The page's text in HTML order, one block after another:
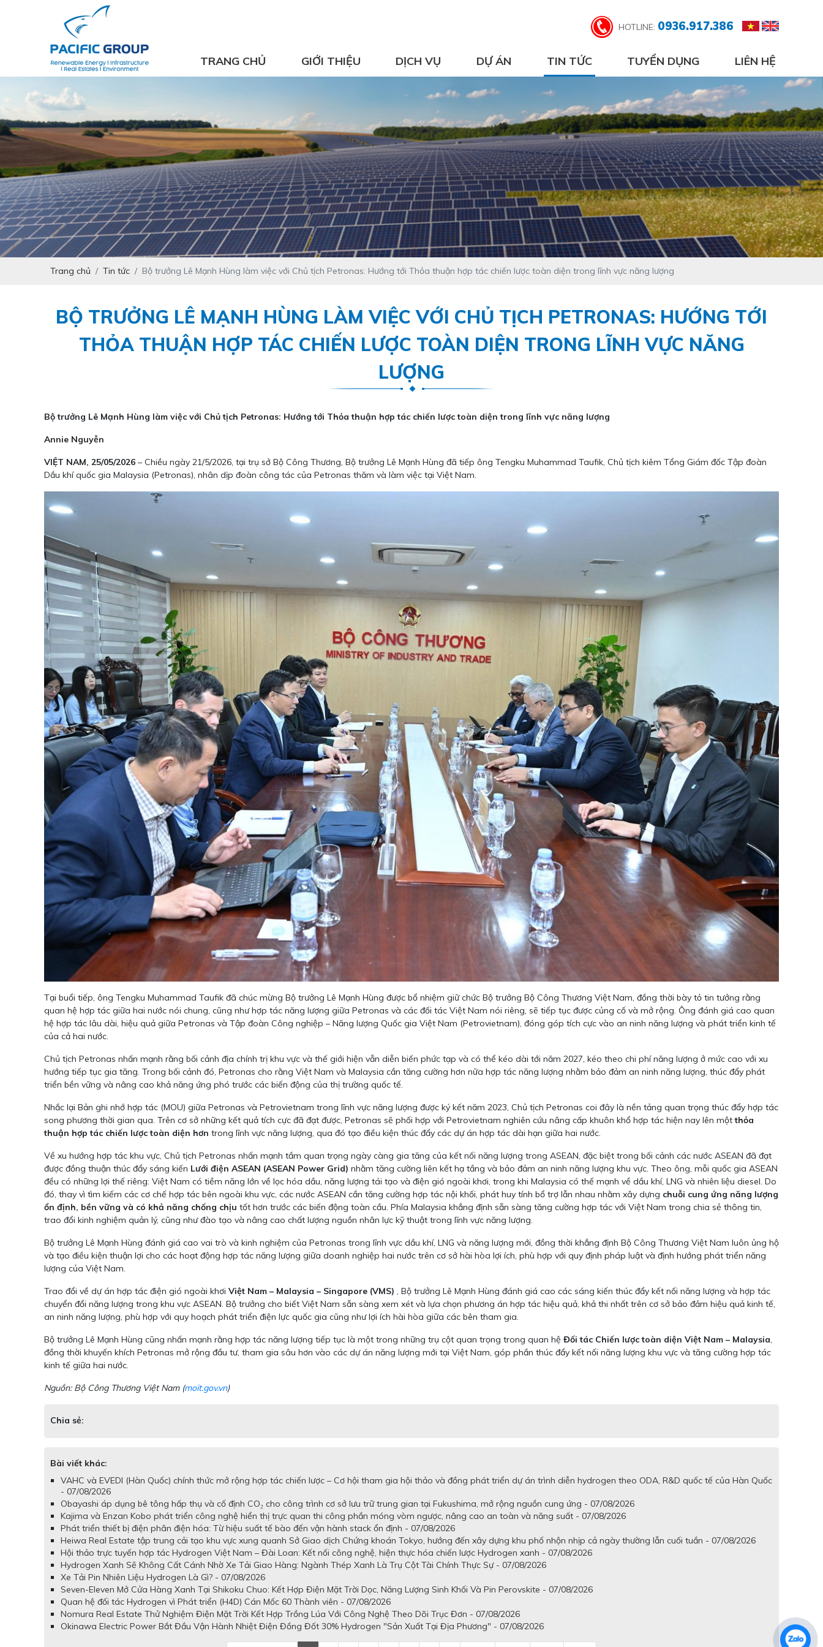
HOTLINE: 0936.917.386
TRANG CHỦ GIỚI THIỆU DỊCH VỤ DỰ ÁN TIN TỨC TUYỂN DỤNG LIÊN HỆ
Trang chủ Tin tức Bộ trưởng Lê Mạnh Hùng làm việc với Chủ tịch Petronas: Hướng tới Thỏa thuận hợp tác chiến lược toàn diện trong lĩnh vực năng lượng
BỘ TRƯỞNG LÊ MẠNH HÙNG LÀM VIỆC VỚI CHỦ TỊCH PETRONAS: HƯỚNG TỚI
THỎA THUẬN HỢP TÁC CHIẾN LƯỢC TOÀN DIỆN TRONG LĨNH VỰC NĂNG
LƯỢNG
Bộ trưởng Lê Mạnh Hùng làm việc với Chủ tịch Petronas: Hướng tới Thỏa thuận hợp tác chiến lược toàn diện trong lĩnh vực năng lượng
Annie Nguyễn
VIỆT NAM, 25/05/2026 – Chiều ngày 21/5/2026, tại trụ sở Bộ Công Thương, Bộ trưởng Lê Mạnh Hùng đã tiếp ông Tengku Muhammad Taufik, Chủ tịch kiêm Tổng Giám đốc Tập đoàn
Dầu khí quốc gia Malaysia (Petronas), nhân dịp đoàn công tác của Petronas thăm và làm việc tại Việt Nam.
Tại buổi tiếp, ông Tengku Muhammad Taufik đã chúc mừng Bộ trưởng Lê Mạnh Hùng được bổ nhiệm giữ chức Bộ trưởng Bộ Công Thương Việt Nam, đồng thời bày tỏ tin tưởng rằng
quan hệ hợp tác giữa hai nước nói chung, cũng như hợp tác năng lượng giữa Petronas và các đối tác Việt Nam nói riêng, sẽ tiếp tục được củng cố và mở rộng. Ông đánh giá cao quan
hệ hợp tác lâu dài, hiệu quả giữa Petronas và Tập đoàn Công nghiệp – Năng lượng Quốc gia Việt Nam (Petrovietnam), đóng góp tích cực vào an ninh năng lượng và phát triển kinh tế
của cả hai nước.
Chủ tịch Petronas nhấn mạnh rằng bối cảnh địa chính trị khu vực và thế giới hiện vẫn diễn biến phức tạp và có thể kéo dài tới năm 2027, kéo theo chi phí năng lượng ở mức cao với xu
hướng tiếp tục gia tăng. Trong bối cảnh đó, Petronas cho rằng Việt Nam và Malaysia cần tăng cường hơn nữa hợp tác năng lượng nhằm bảo đảm an ninh năng lượng, thúc đẩy phát
triển bền vững và nâng cao khả năng ứng phó trước các biến động của thị trường quốc tế.
Nhắc lại Bản ghi nhớ hợp tác (MOU) giữa Petronas và Petrovietnam trong lĩnh vực năng lượng được ký kết năm 2023, Chủ tịch Petronas coi đây là nền tảng quan trọng thúc đẩy hợp tác
song phương thời gian qua. Trên cơ sở những kết quả tích cực đã đạt được, Petronas sẽ phối hợp với Petrovietnam nghiên cứu nâng cấp khuôn khổ hợp tác hiện nay lên mộtthỏa
thuận hợp tác chiến lược toàn diện hơn trong lĩnh vực năng lượng, qua đó tạo điều kiện thúc đẩy các dự án hợp tác dài hạn giữa hai nước.
Về xu hướng hợp tác khu vực, Chủ tịch Petronas nhấn mạnh tầm quan trọng ngày càng gia tăng của kết nối năng lượng trong ASEAN, đặc biệt trong bối cảnh các nước ASEAN đã đạt
được đồng thuận thúc đẩy sáng kiến Lưới điện ASEAN (ASEAN Power Grid) nhằm tăng cường liên kết hạ tầng và bảo đảm an ninh năng lượng khu vực. Theo ông, mỗi quốc gia ASEAN
đều có những lợi thế riêng: Việt Nam có tiềm năng lớn về lọc hóa dầu, năng lượng tái tạo và điện gió ngoài khơi, trong khi Malaysia có thế mạnh về dầu khí, LNG và nhiên liệu diesel. Do
đó, thay vì tìm kiếm các cơ chế hợp tác bên ngoài khu vực, các nước ASEAN cần tăng cường hợp tác nội khối, phát huy tính bổ trợ lẫn nhau nhằm xây dựng chuỗi cung ứng năng lượng
ổn định, bền vững và có khả năng chống chịu tốt hơn trước các biến động toàn cầu. Phía Malaysia khẳng định sẵn sàng tăng cường hợp tác với Việt Nam trong chia sẻ thông tin,
trao đổi kinh nghiệm quản lý, cũng như đào tạo và nâng cao chất lượng nguồn nhân lực kỹ thuật trong lĩnh vực năng lượng.
Bộ trưởng Lê Mạnh Hùng đánh giá cao vai trò và kinh nghiệm của Petronas trong lĩnh vực dầu khí, LNG và năng lượng mới, đồng thời khẳng định Bộ Công Thương Việt Nam luôn ủng hộ
và tạo điều kiện thuận lợi cho các hoạt động hợp tác năng lượng giữa doanh nghiệp hai nước trên cơ sở hài hòa lợi ích, phù hợp với quy định pháp luật và định hướng phát triển năng
lượng của Việt Nam.
Trao đổi về dự án hợp tác điện gió ngoài khơi Việt Nam – Malaysia – Singapore (VMS) , Bộ trưởng Lê Mạnh Hùng đánh giá cao các sáng kiến thúc đẩy kết nối năng lượng và hợp tác
chuyển đổi năng lượng trong khu vực ASEAN. Bộ trưởng cho biết Việt Nam sẵn sàng xem xét và lựa chọn phương án hợp tác hiệu quả, khả thi nhất trên cơ sở bảo đảm hiệu quả kinh tế,
an ninh năng lượng, phù hợp với quy hoạch phát triển điện lực quốc gia cũng như lợi ích hài hòa giữa các bên tham gia.
Bộ trưởng Lê Mạnh Hùng cũng nhấn mạnh rằng hợp tác năng lượng tiếp tục là một trong những trụ cột quan trọng trong quan hệ Đối tác Chiến lược toàn diện Việt Nam – Malaysia,
đồng thời khuyến khích Petronas mở rộng đầu tư, tham gia sâu hơn vào các dự án năng lượng mới tại Việt Nam, góp phần thúc đẩy kết nối năng lượng khu vực và tăng cường hợp tác
kinh tế giữa hai nước.
Nguồn: Bộ Công Thương Việt Nam (moit.gov.vn)
Chia sẻ:
Bài viết khác:
VAHC và EVEDI (Hàn Quốc) chính thức mở rộng hợp tác chiến lược – Cơ hội tham gia hội thảo và đồng phát triển dự án trình diễn hydrogen theo ODA, R&D quốc tế của Hàn Quốc
- 07/08/2026
Obayashi áp dụng bê tông hấp thụ và cố định CO₂ cho công trình cơ sở lưu trữ trung gian tại Fukushima, mở rộng nguồn cung ứng - 07/08/2026
Kajima và Enzan Kobo phát triển công nghệ hiển thị trực quan thi công phần móng vòm ngược, nâng cao an toàn và năng suất - 07/08/2026
Phát triển thiết bị điện phân điện hóa: Từ hiệu suất tế bào đến vận hành stack ổn định - 07/08/2026
Heiwa Real Estate tập trung cải tạo khu vực xung quanh Sở Giao dịch Chứng khoán Tokyo, hướng đến xây dựng khu phố nhộn nhịp cả ngày thường lẫn cuối tuần - 07/08/2026
Hội thảo trực tuyến hợp tác Hydrogen Việt Nam – Đài Loan: Kết nối công nghệ, hiện thực hóa chiến lược Hydrogen xanh - 07/08/2026
Hydrogen Xanh Sẽ Không Cất Cánh Nhờ Xe Tải Giao Hàng: Ngành Thép Xanh Là Trụ Cột Tài Chính Thực Sự - 07/08/2026
Xe Tải Pin Nhiên Liệu Hydrogen Là Gì? - 07/08/2026
Seven-Eleven Mở Cửa Hàng Xanh Tại Shikoku Chuo: Kết Hợp Điện Mặt Trời Dọc, Năng Lượng Sinh Khối Và Pin Perovskite - 07/08/2026
Quan hệ đối tác Hydrogen vì Phát triển (H4D) Cán Mốc 60 Thành viên - 07/08/2026
Nomura Real Estate Thử Nghiệm Điện Mặt Trời Kết Hợp Trồng Lúa Với Công Nghệ Theo Dõi Trục Đơn - 07/08/2026
Okinawa Electric Power Bắt Đầu Vận Hành Nhiệt Điện Đồng Đốt 30% Hydrogen "Sản Xuất Tại Địa Phương" - 07/08/2026